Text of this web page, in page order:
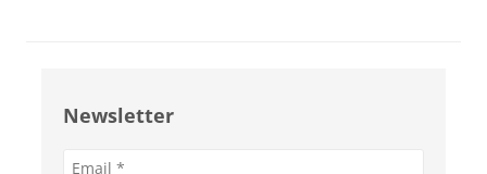
Newsletter
Adresse